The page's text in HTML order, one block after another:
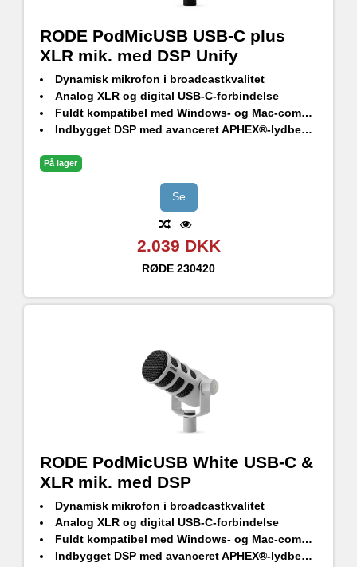
RODE PodMicUSB USB-C plus
XLR mik. med DSP Unify
Dynamisk mikrofon i broadcastkvalitet
Analog XLR og digital USB-C-forbindelse
Fuldt kompatibel med Windows- og Mac-computere samt iOS- og Android-enheder
Indbygget DSP med avanceret APHEX®-lydbehandling
Indbygget hovedtelefonudgang med volumenkontrol og lytning uden latency
Integreret affjedring for nem og sikker positionering
Indbygget popfilter for at minimere pops og pust samt intern stødabsorbering for at reducere vibrationer
Eksternt popfilter i studiekvalitet inkluderet (WS14)
Robust konstruktion, helt i metal – utrolig robust og meget holdbar
På lager
Se
2.039 DKK
RØDE 230420
RODE PodMicUSB White USB-C &
XLR mik. med DSP
Dynamisk mikrofon i broadcastkvalitet
Analog XLR og digital USB-C-forbindelse
Fuldt kompatibel med Windows- og Mac-computere samt iOS- og Android-enheder
Indbygget DSP med avanceret APHEX®-lydbehandling